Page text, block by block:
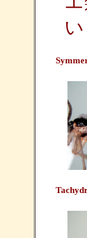
い